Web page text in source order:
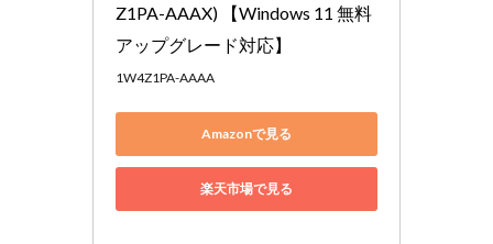
Z1PA-AAAX) 【Windows 11 無料
アップグレード対応】
1W4Z1PA-AAAA
Amazonで見る
楽天市場で見る